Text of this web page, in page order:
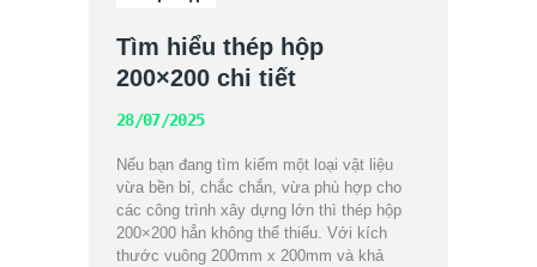
Tìm hiểu thép hộp
200×200 chi tiết
28/07/2025
Nếu bạn đang tìm kiếm một loại vật liệu
vừa bền bỉ, chắc chắn, vừa phù hợp cho
các công trình xây dựng lớn thì thép hộp
200×200 hẳn không thể thiếu. Với kích
thước vuông 200mm x 200mm và khả